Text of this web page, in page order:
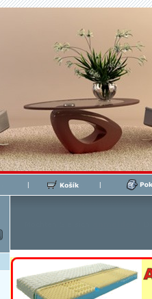
| |